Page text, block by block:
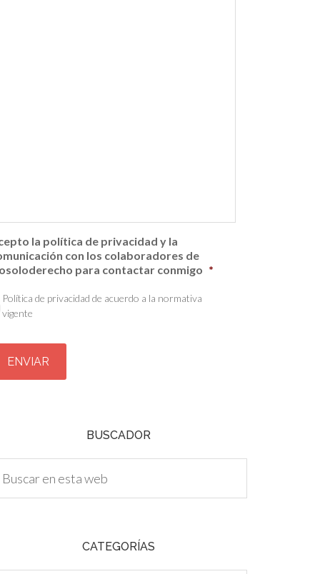
la política de privacidad y la
con los colaboradores de
para contactar conmigo *
Política de privacidad de acuerdo a la normativa
vigente
BUSCADOR
CATEGORÍAS